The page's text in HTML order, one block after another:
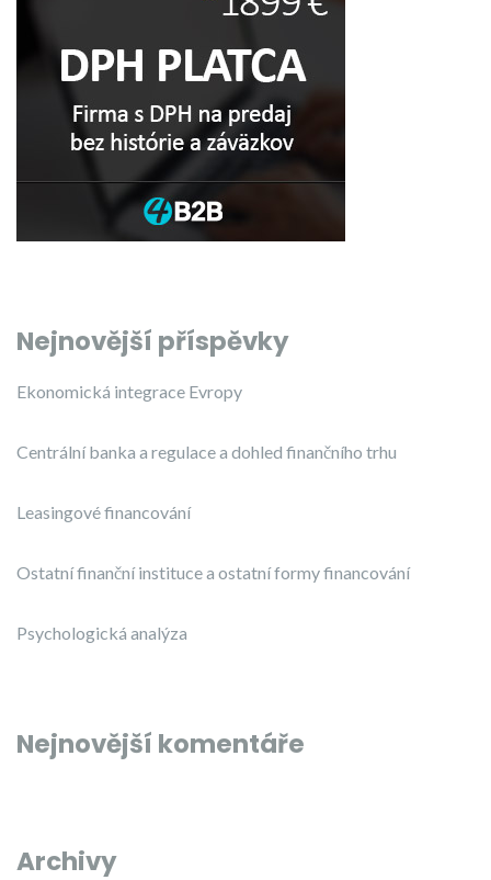
Nejnovější příspěvky
Ekonomická integrace Evropy
Centrální banka a regulace a dohled finančního trhu
Leasingové financování
Ostatní finanční instituce a ostatní formy financování
Psychologická analýza
Nejnovější komentáře
Archivy